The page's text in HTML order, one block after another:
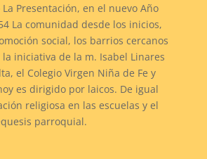
Presentación, en el nuevo Año
La comunidad desde los inicios,
social, los barrios cercanos
la iniciativa de la m. Isabel Linares
el Colegio Virgen Niña de Fe y
es dirigido por laicos. De igual
religiosa en las escuelas y el
parroquial.